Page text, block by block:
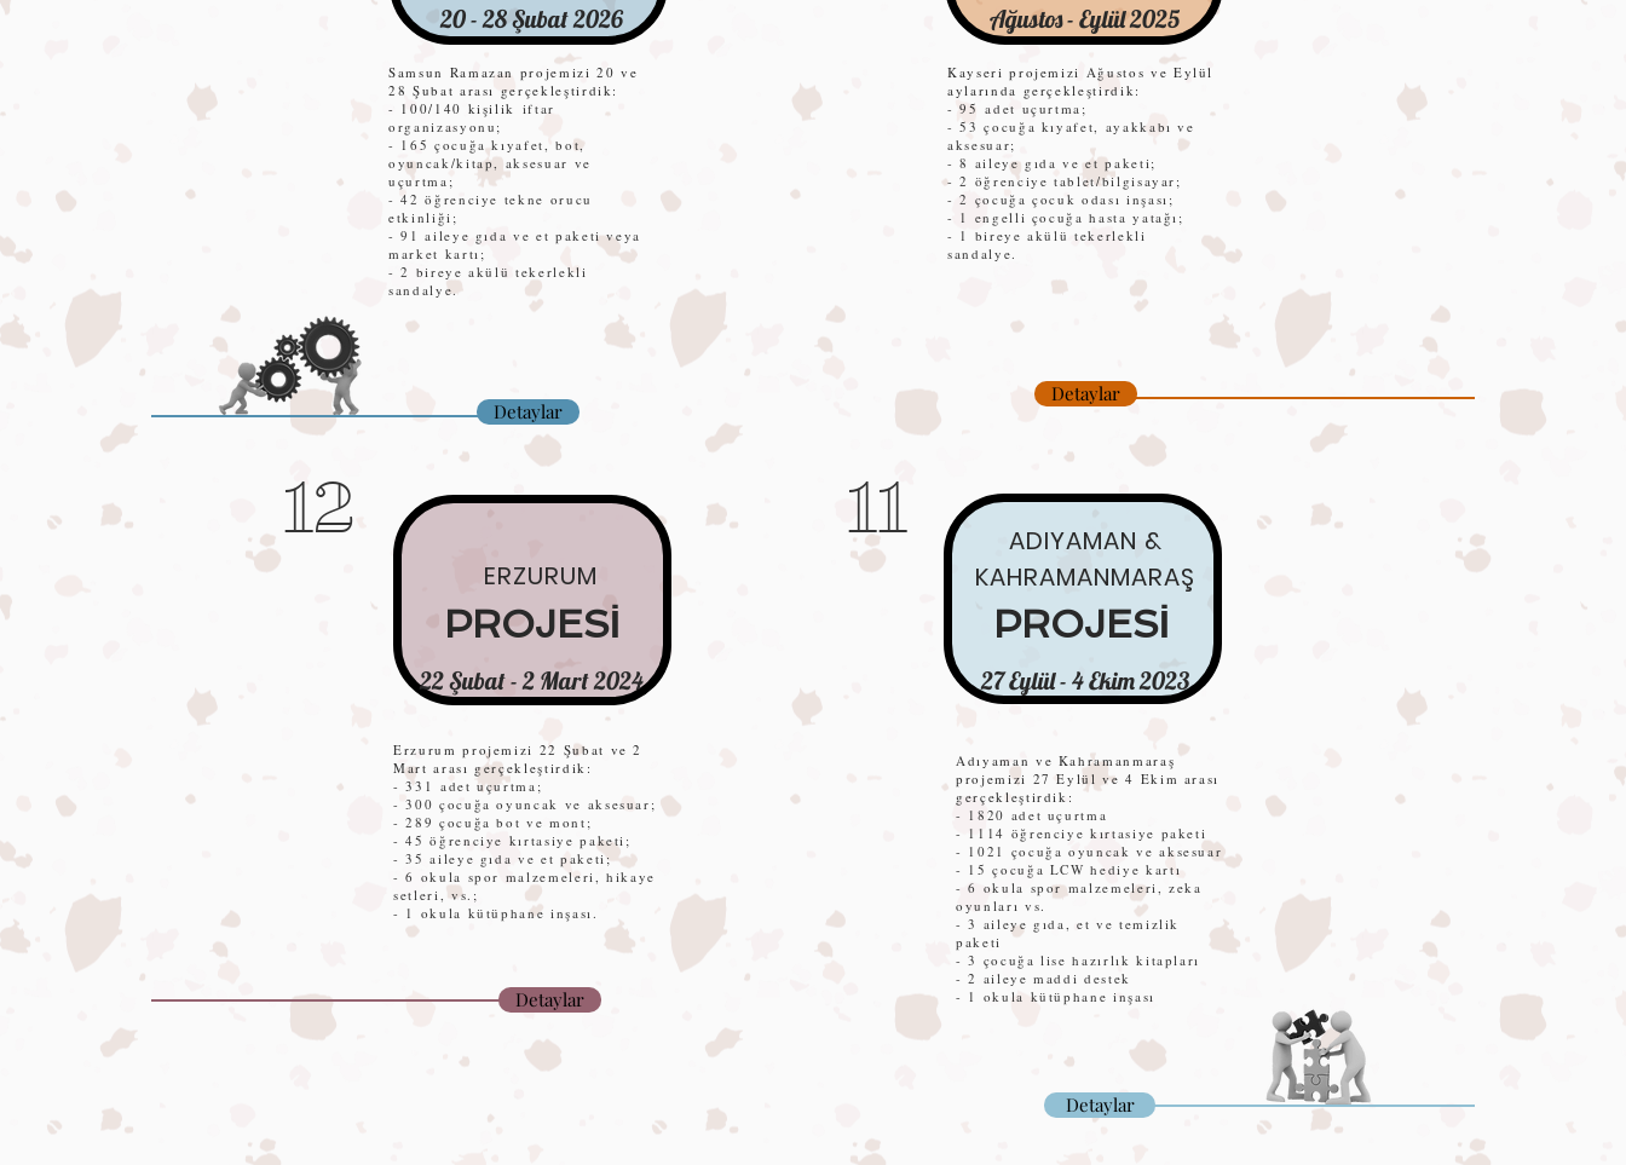
20 - 28 Şubat 2026
Detaylar
Samsun Ramazan projemizi 20 ve
28 Şubat arası gerçekleştirdik:
- 100/140 kişilik iftar
organizasyonu;
- 165 çocuğa kıyafet, bot,
oyuncak/kitap, aksesuar ve
uçurtma;
- 42 öğrenciye tekne orucu
etkinliği;
- 91 aileye gıda ve et paketi veya
market kartı;
- 2 bireye akülü tekerlekli
sandalye.
12
ERZURUM
PROJESİ
22 Şubat - 2 Mart 2024
Erzurum projemizi 22 Şubat ve 2
Mart arası gerçekleştirdik:
- 331 adet uçurtma;
- 300 çocuğa oyuncak ve aksesuar;
- 289 çocuğa bot ve mont;
- 45 öğrenciye kırtasiye paketi;
- 35 aileye gıda ve et paketi;
- 6 okula spor malzemeleri, hikaye
setleri, vs.;
- 1 okula kütüphane inşası.
Detaylar
Ağustos - Eylül 2025
Detaylar
Kayseri projemizi Ağustos ve Eylül
aylarında gerçekleştirdik:
- 95adet uçurtma;
- 53 çocuğa kıyafet, ayakkabı ve
aksesuar;
- 8 aileye gıda ve et paketi;
- 2 öğrenciye tablet/bilgisayar;
- 2 çocuğa çocuk odası inşası;
- 1 engelli çocuğa hasta yatağı ;
- 1 bireye akülü tekerlekli
sandalye.
11
PROJESİ
27 Eylül - 4 Ekim 2023
Adıyaman ve Kahramanmaraş
projemizi 27 Eylül ve 4 Ekim arası
gerçekleştirdik:
- 1820 adet uçurtma
- 1114 öğrenciye kırtasiye paketi
- 1021 çocuğa oyuncak ve aksesuar
- 15 çocuğa LCW hediye kartı
- 6 okula spor malzemeleri, zeka
oyunları vs.
- 3 aileye gıda, et ve temizlik
paketi
- 3 çocuğa lise hazırlık kitapları
- 2 aileye maddi destek
- 1 okula kütüphane inşası
Detaylar
ADIYAMAN &
KAHRAMANMARAŞ